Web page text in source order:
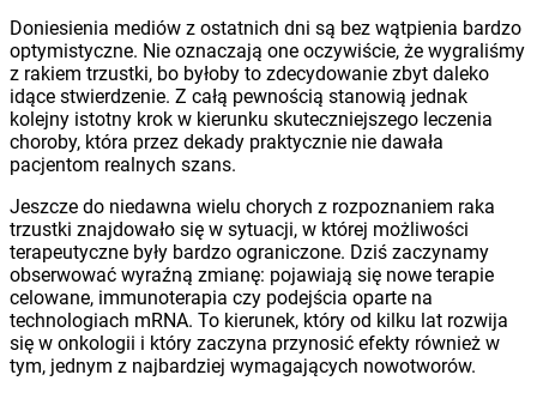
Doniesienia mediów z ostatnich dni są bez wątpienia bardzo
optymistyczne. Nie oznaczają one oczywiście, że wygraliśmy
z rakiem trzustki, bo byłoby to zdecydowanie zbyt daleko
idące stwierdzenie. Z całą pewnością stanowią jednak
kolejny istotny krok w kierunku skuteczniejszego leczenia
choroby, która przez dekady praktycznie nie dawała
pacjentom realnych szans.
Jeszcze do niedawna wielu chorych z rozpoznaniem raka
trzustki znajdowało się w sytuacji, w której możliwości
terapeutyczne były bardzo ograniczone. Dziś zaczynamy
obserwować wyraźną zmianę: pojawiają się nowe terapie
celowane, immunoterapia czy podejścia oparte na
technologiach mRNA. To kierunek, który od kilku lat rozwija
się w onkologii i który zaczyna przynosić efekty również w
tym, jednym z najbardziej wymagających nowotworów.